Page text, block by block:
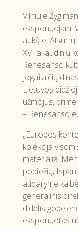
Vilniuje
eksponuojami
aukšte,
XVI a. audinių
Renesanso
Jogailaičių
Lietuvos
užmojus,
– Renesanso
„Europos
kolekcija
materialia.
popiežių,
atidaryme
generalinis
didelis
eksponuotas